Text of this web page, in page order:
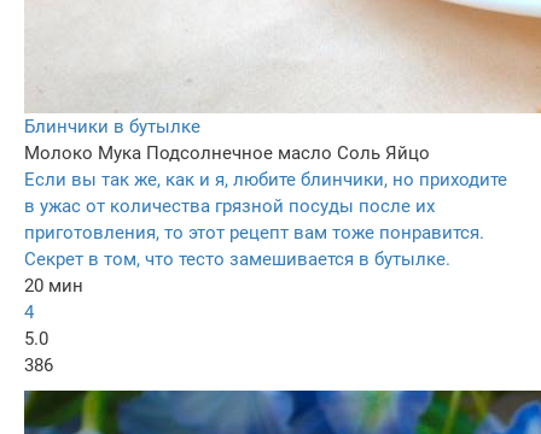
Блинчики в бутылке
Молоко Мука Подсолнечное масло Соль Яйцо
Если вы так же, как и я, любите блинчики, но приходите
в ужас от количества грязной посуды после их
приготовления, то этот рецепт вам тоже понравится.
Секрет в том, что тесто замешивается в бутылке.
20 мин
4
5.0
386